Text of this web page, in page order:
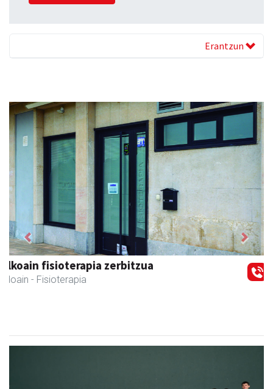
Erantzun
Hiru Jatetxea
Andoain - Tabernak
Previous Next